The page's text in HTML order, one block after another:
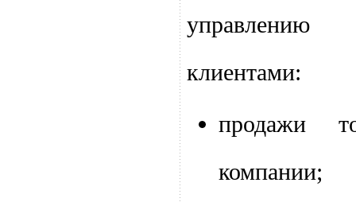
управлению
клиентами:
продажи
компании;